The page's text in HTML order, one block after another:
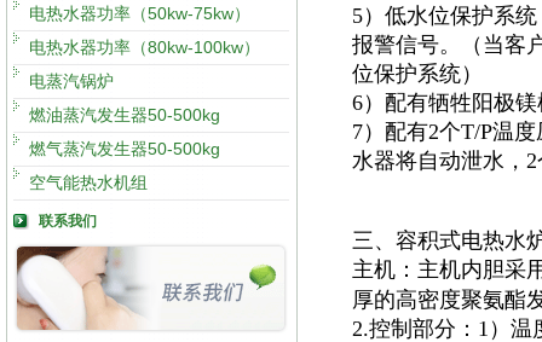
电热水器功率（50kw-75kw）
电热水器功率（80kw-100kw）
电蒸汽锅炉
燃油蒸汽发生器50-500kg
燃气蒸汽发生器50-500kg
空气能热水机组
联系我们
5）低水位保护系
报警信号。（当客
位保护系统）
6）配有牺牲阳极
7）配有2个T/P温
水器将自动泄水，
三、容积式电热水
主机：主机内胆采
厚的高密度聚氨酯
2.控制部分：1）温